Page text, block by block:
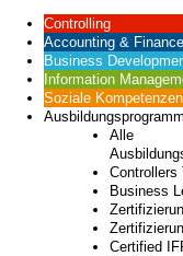
Controlling
Accounting & Finance
Business
Information
Soziale Kompetenzen
Alle
Controllers
Business
Certified